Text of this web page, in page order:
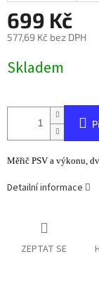
699 Kč
577,69 Kč bez DPH
cena:
Skladem
Měřič PSV a výkonu,
Detailní informace
ZEPTAT SE